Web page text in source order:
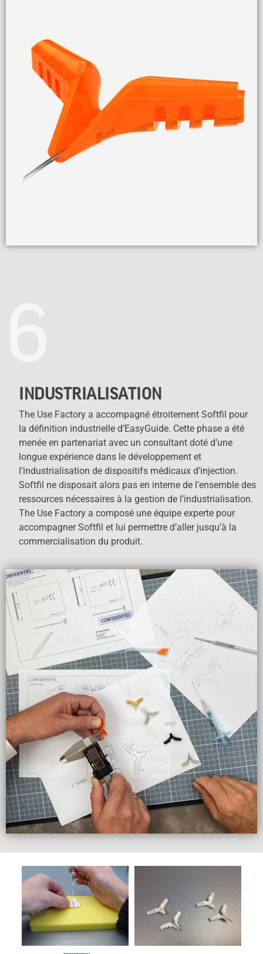
INDUSTRIALISATION
The Use Factory a accompagné étroitement Softfil pour
la définition industrielle d’EasyGuide. Cette phase a été
menée en partenariat avec un consultant doté d’une
longue expérience dans le développement et
l’industrialisation de dispositifs médicaux d’injection.
Softfil ne disposait alors pas en interne de l’ensemble des
ressources nécessaires à la gestion de l’industrialisation.
The Use Factory a composé une équipe experte pour
accompagner Softfil et lui permettre d’aller jusqu’à la
commercialisation du produit.